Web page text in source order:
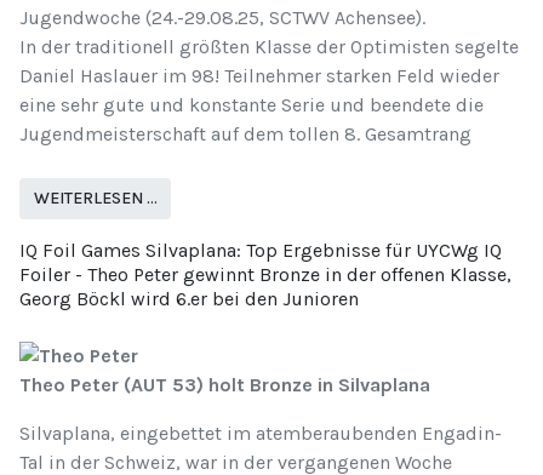
Jugendwoche (24.-29.08.25, SCTWV Achensee).
In der traditionell größten Klasse der Optimisten segelte
Daniel Haslauer im 98! Teilnehmer starken Feld wieder
eine sehr gute und konstante Serie und beendete die
Jugendmeisterschaft auf dem tollen 8. Gesamtrang
WEITERLESEN …
IQ Foil Games Silvaplana: Top Ergebnisse für UYCWg IQ
Foiler - Theo Peter gewinnt Bronze in der offenen Klasse,
Georg Böckl wird 6.er bei den Junioren
Theo Peter (AUT 53) holt Bronze in Silvaplana
Silvaplana, eingebettet im atemberaubenden Engadin-
Tal in der Schweiz, war in der vergangenen Woche